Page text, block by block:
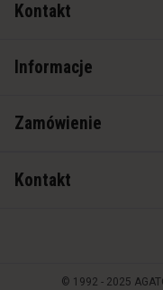
Kontakt
Informacje
Zamówienie
Kontakt
© 1992 - 2025